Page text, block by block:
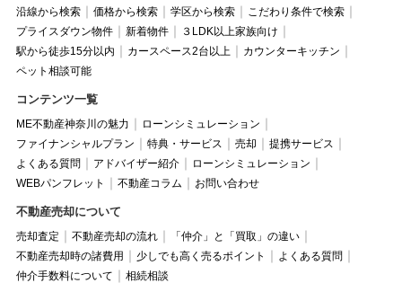
沿線から検索 価格から検索 学区から検索
こだわり条件で検索
プライスダウン物件
新着物件
３LDK以上家族向け
駅から徒歩15分以内
カースペース2台以上
カウンターキッチン
ペット相談可能
コンテンツ一覧
ME不動産神奈川の魅力
ローンシミュレーション
ファイナンシャルプラン
特典・サービス 売却
提携サービス
よくある質問
アドバイザー紹介
ローンシミュレーション
WEBパンフレット
不動産コラム お問い合わせ
不動産売却について
売却査定 不動産売却の流れ
「仲介」と「買取」の違い
不動産売却時の諸費用
少しでも高く売るポイント
よくある質問
仲介手数料について
相続相談